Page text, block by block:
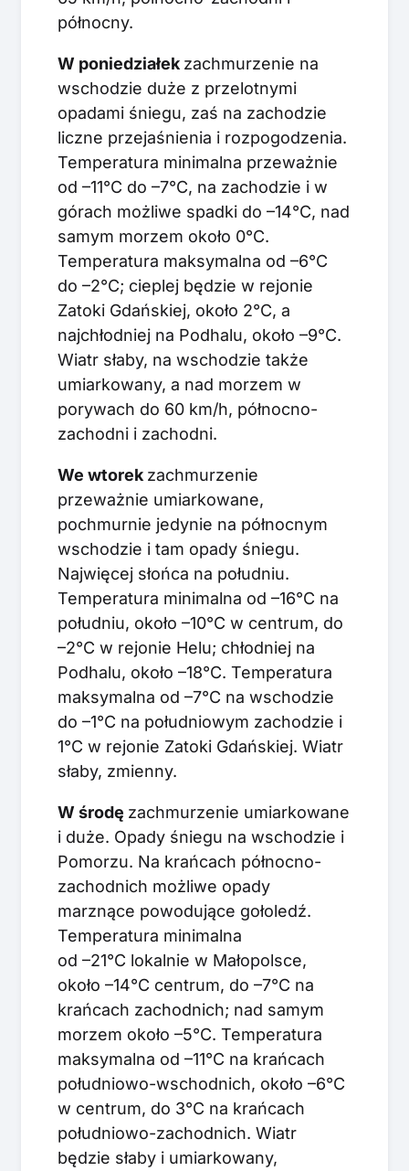
północny.
W poniedziałek zachmurzenie na
wschodzie duże z przelotnymi
opadami śniegu, zaś na zachodzie
liczne przejaśnienia i rozpogodzenia.
Temperatura minimalna przeważnie
od –11°C do –7°C, na zachodzie i w
górach możliwe spadki do –14°C, nad
samym morzem około 0°C.
Temperatura maksymalna od –6°C
do –2°C; cieplej będzie w rejonie
Zatoki Gdańskiej, około 2°C, a
najchłodniej na Podhalu, około –9°C.
Wiatr słaby, na wschodzie także
umiarkowany, a nad morzem w
porywach do 60 km/h, północno-
zachodni i zachodni.
We wtorek zachmurzenie
przeważnie umiarkowane,
pochmurnie jedynie na północnym
wschodzie i tam opady śniegu.
Najwięcej słońca na południu.
Temperatura minimalna od –16°C na
południu, około –10°C w centrum, do
–2°C w rejonie Helu; chłodniej na
Podhalu, około –18°C. Temperatura
maksymalna od –7°C na wschodzie
do –1°C na południowym zachodzie i
1°C w rejonie Zatoki Gdańskiej. Wiatr
słaby, zmienny.
W środę zachmurzenie umiarkowane
i duże. Opady śniegu na wschodzie i
Pomorzu. Na krańcach północno-
zachodnich możliwe opady
marznące powodujące gołoledź.
Temperatura minimalna
od –21°C lokalnie w Małopolsce,
około –14°C centrum, do –7°C na
krańcach zachodnich; nad samym
morzem około –5°C. Temperatura
maksymalna od –11°C na krańcach
południowo-wschodnich, około –6°C
w centrum, do 3°C na krańcach
południowo-zachodnich. Wiatr
będzie słaby i umiarkowany,